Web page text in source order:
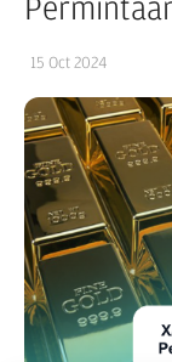
15 Oct 2024